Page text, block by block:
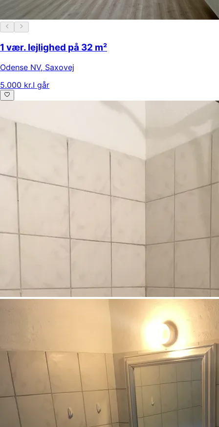
1 vær. lejlighed på 32 m²
Odense NV, Saxovej
5.000 kr.I går